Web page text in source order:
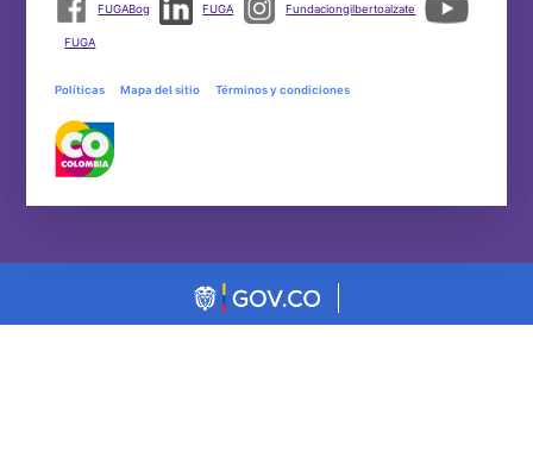
FUGABog FUGA Fundaciongilbertoalzate
FUGA
Políticas Mapa del sitio Términos y condiciones